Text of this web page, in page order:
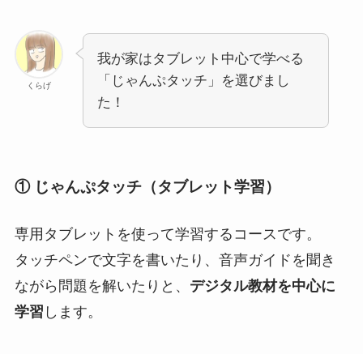
くらげ
我が家はタブレット中心で学べる
「じゃんぷタッチ」を選びまし
た！
① じゃんぷタッチ（タブレット学習）
専用タブレットを使って学習するコースです。
タッチペンで文字を書いたり、音声ガイドを聞き
ながら問題を解いたりと、 デジタル教材を中心に
学習 します。